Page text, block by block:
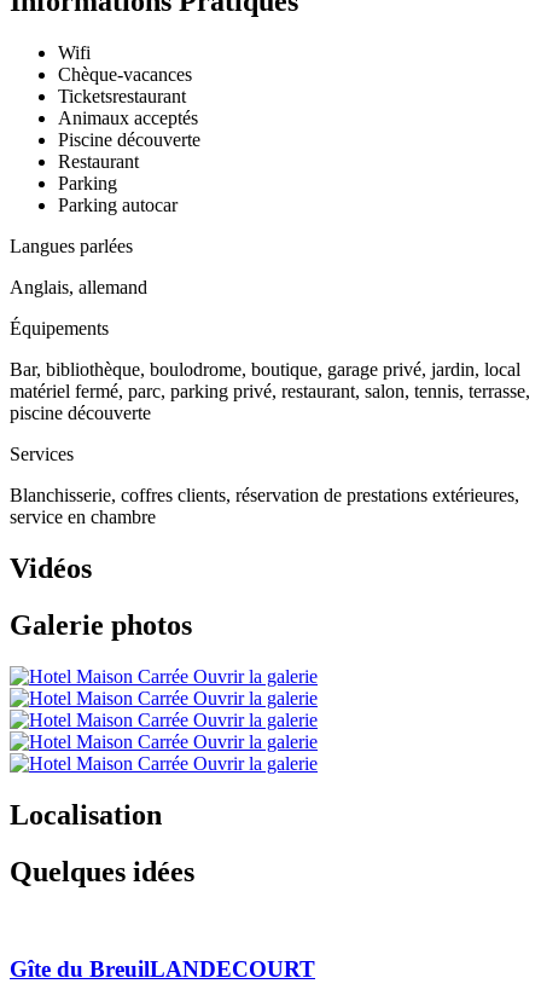
Wifi
Chèque-vacances
Tickets­restaurant
Animaux acceptés
Piscine découverte
Restaurant
Parking
Parking autocar
Langues parlées
Anglais, allemand
Équipements
Bar, bibliothèque, boulodrome, boutique, garage privé, jardin, local
matériel fermé, parc, parking privé, restaurant, salon, tennis, terrasse,
piscine découverte
Services
Blanchisserie, coffres clients, réservation de prestations extérieures,
service en chambre
Vidéos
Galerie photos
Ouvrir la galerie
Ouvrir la galerie
Ouvrir la galerie
Ouvrir la galerie
Ouvrir la galerie
Localisation
Quelques idées
Gîte du BreuilLANDECOURT